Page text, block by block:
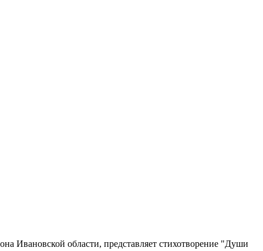
Ивановской области, представляет стихотворение "Души